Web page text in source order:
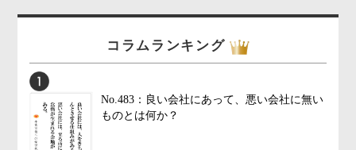
コラムランキング
No.483：良い会社にあって、悪い会社に無い
ものとは何か？